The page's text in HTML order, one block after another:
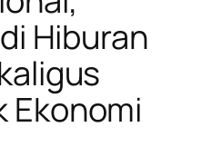
Hiburan
Ekonomi